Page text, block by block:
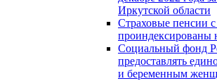
Иркутской области
Страховые пенсии с
проиндексированы
Социальный фонд
предоставлять
и беременным